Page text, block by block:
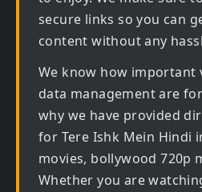
secure links so you can
content without any
We know how important
data management are
why we have provided
for Tere Ishk Mein Hindi
movies, bollywood 720p
Whether you are